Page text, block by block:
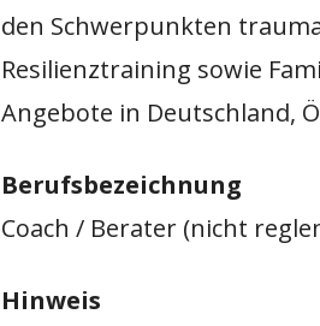
den Schwerpunkten
Resilienztraining sowie
Angebote in Deutschland,
Berufsbezeichnung
Coach / Berater (nicht
Hinweis